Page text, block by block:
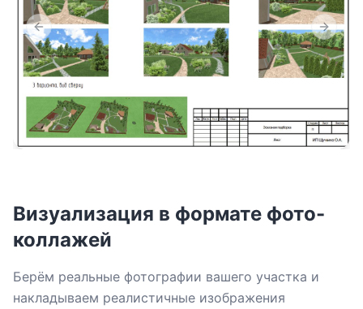
Previous slide Next
Визуализация в формате фото-
коллажей
Берём реальные фотографии вашего участка и
накладываем реалистичные изображения